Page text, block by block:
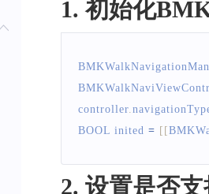
1. 初始化
controller
BOOL inited = [ [
2. 设置是否